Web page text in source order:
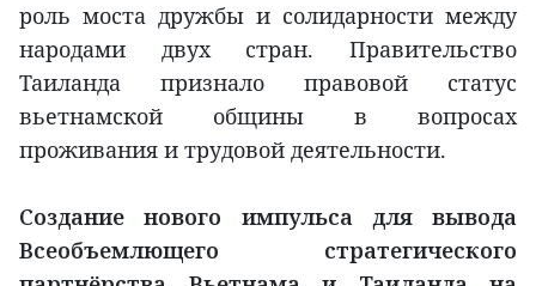
роль моста дружбы и солидарности между
народами двух стран. Правительство
Таиланда признало правовой статус
вьетнамской общины в вопросах
проживания и трудовой деятельности.
Создание нового импульса для вывода
Всеобъемлющего стратегического